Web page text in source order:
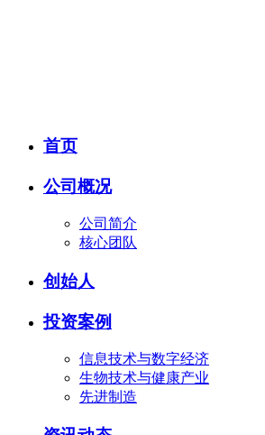
首页
公司概况
公司简介
核心团队
创始人
投资案例
信息技术与数字经济
生物技术与健康产业
先进制造